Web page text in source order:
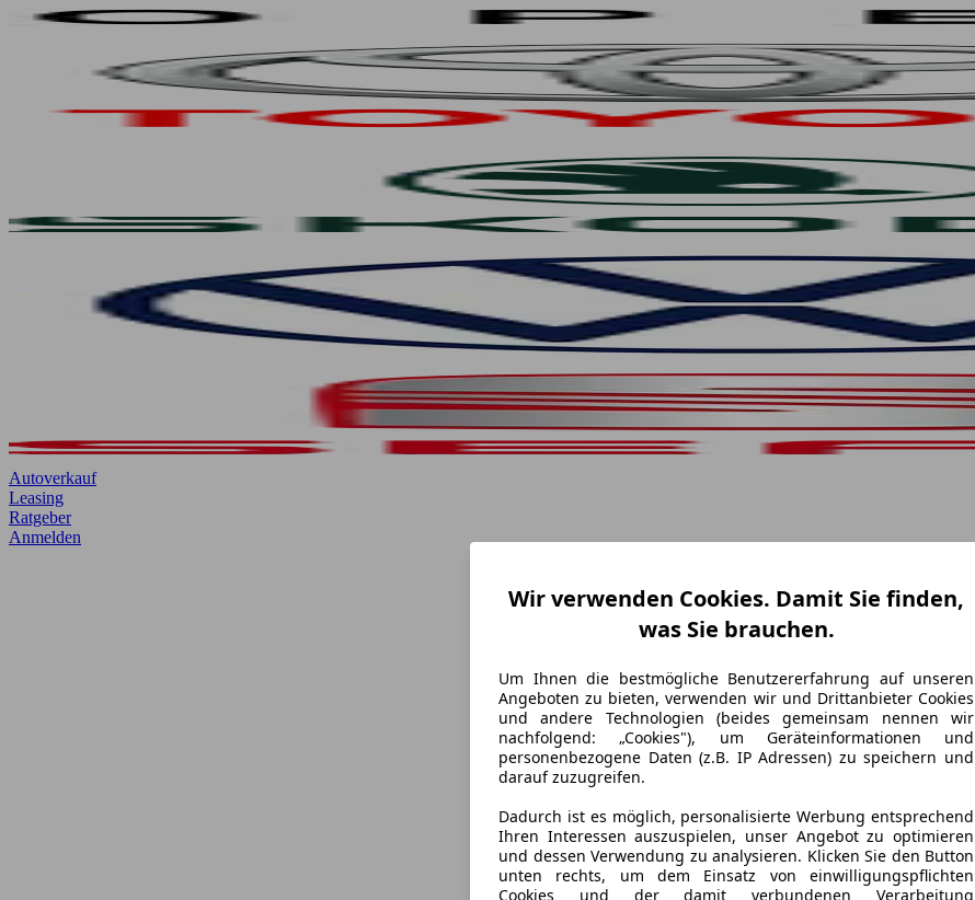
Autoverkauf
Leasing
Ratgeber
Anmelden
Wir verwenden Cookies. Damit Sie finden,
was Sie brauchen.
Um Ihnen die bestmögliche Benutzererfahrung auf unseren
Angeboten zu bieten, verwenden wir und Drittanbieter Cookies
und andere Technologien (beides gemeinsam nennen wir
nachfolgend: „Cookies"), um Geräteinformationen und
personenbezogene Daten (z.B. IP Adressen) zu speichern und
darauf zuzugreifen.
Dadurch ist es möglich, personalisierte Werbung entsprechend
Ihren Interessen auszuspielen, unser Angebot zu optimieren
und dessen Verwendung zu analysieren. Klicken Sie den Button
unten rechts, um dem Einsatz von einwilligungspflichten
Cookies und der damit verbundenen Verarbeitung